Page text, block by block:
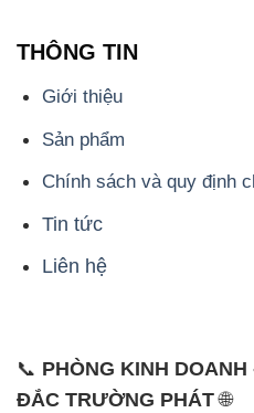
THÔNG TIN
Giới thiệu
Sản phẩm
Chính sách và quy định
Tin tức
Liên hệ
📞 PHÒNG KINH
ĐẮC TRƯỜNG PHÁT🌐